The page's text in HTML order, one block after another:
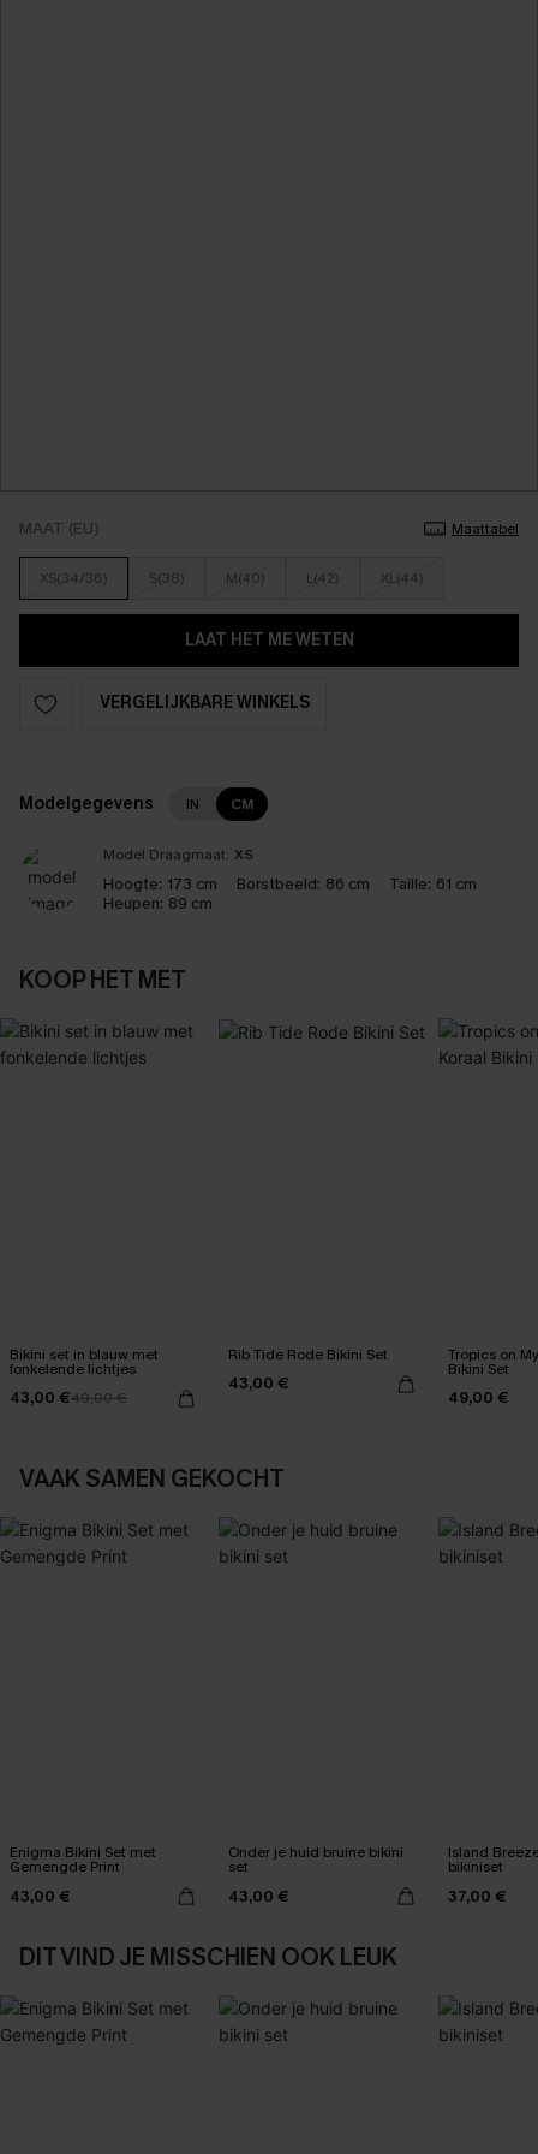
MAAT (EU) Maattabel
XS(34/36) S(38) M(40) L(42) XL(44)
LAAT HET ME WETEN
VERGELIJKBARE WINKELS
Modelgegevens IN CM
Model Draagmaat: XS
Hoogte: 173 cm Borstbeeld: 86 cm Taille: 61 cm
Heupen: 89 cm
KOOP HET MET
Bikini set in blauw met
fonkelende lichtjes
43,00 €49,00 €
Rib Tide Rode Bikini Set
43,00 €
Tropics on
Bikini Set
49,00 €
VAAK SAMEN GEKOCHT
Enigma Bikini Set met
Gemengde Print
43,00 €
Onder je huid bruine bikini
set
43,00 €
Island
bikiniset
37,00 €
DIT VIND JE MISSCHIEN OOK LEUK